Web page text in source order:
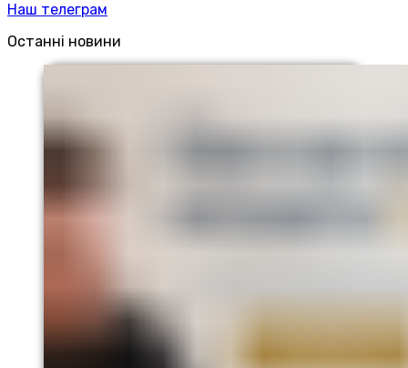
Наш телеграм
Останні новини